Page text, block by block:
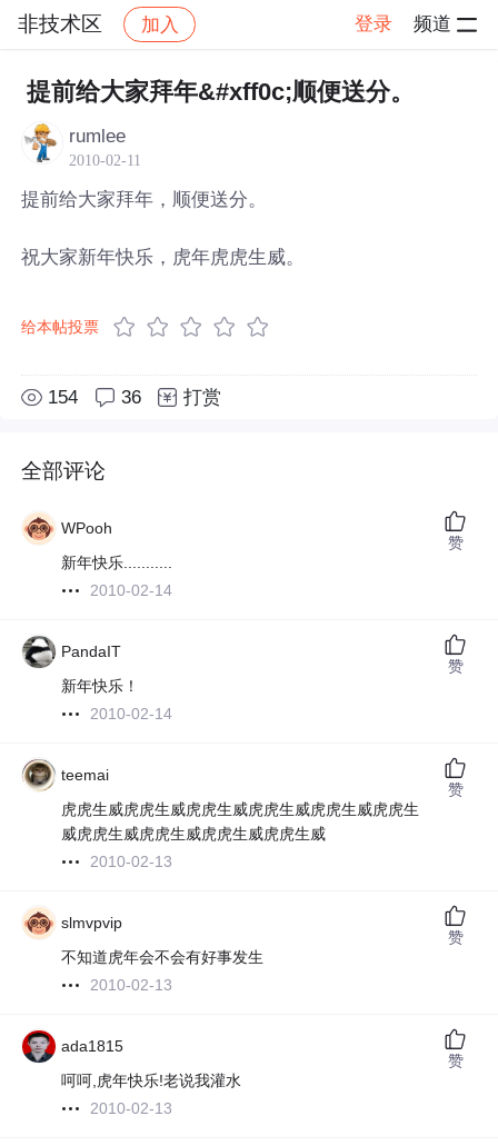
非技术区 加入 登录 频道
社区 非技术区 帖子详情
提前给大家拜年&#xff0c;顺便送分。
rumlee
2010-02-11
提前给大家拜年，顺便送分。
祝大家新年快乐，虎年虎虎生威。
给本帖投票
154 36 打赏
全部评论
WPooh
新年快乐...........
2010-02-14
赞
PandaIT
新年快乐！
2010-02-14
赞
teemai
虎虎生威虎虎生威虎虎生威虎虎生威虎虎生威虎虎生
威虎虎生威虎虎生威虎虎生威虎虎生威
2010-02-13
赞
slmvpvip
不知道虎年会不会有好事发生
2010-02-13
赞
ada1815
呵呵,虎年快乐!老说我灌水
2010-02-13
赞